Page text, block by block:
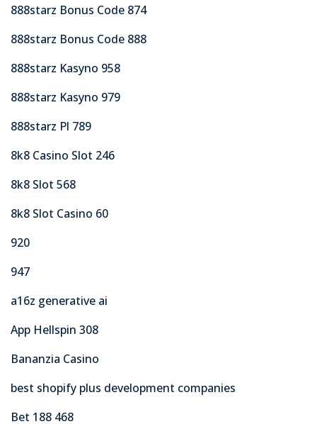
888starz Bonus Code 874
888starz Bonus Code 888
888starz Kasyno 958
888starz Kasyno 979
888starz Pl 789
8k8 Casino Slot 246
8k8 Slot 568
8k8 Slot Casino 60
920
947
a16z generative ai
App Hellspin 308
Bananzia Casino
best shopify plus development companies
Bet 188 468